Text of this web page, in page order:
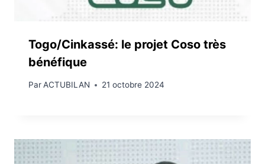
Togo/Cinkassé: le projet Coso très
bénéfique
ParACTUBILAN 21 octobre 2024